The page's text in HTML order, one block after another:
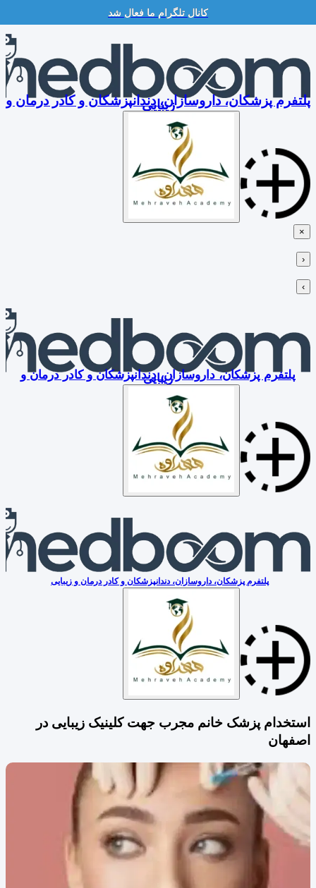
کانال تلگرام ما فعال شد
Skip
content
پلتفرم پزشکان، داروسازان، دندانپزشکان و کادر درمان و
زیبایی
×
‹
›
پلتفرم پزشکان، داروسازان، دندانپزشکان و کادر درمان و
زیبایی
پلتفرم پزشکان، داروسازان، دندانپزشکان و کادر درمان و زیبایی
استخدام پزشک خانم مجرب جهت کلینیک زیبایی در
اصفهان